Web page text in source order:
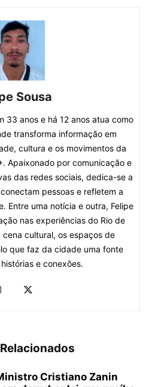
Sousa
33 anos e há 12 anos atua como
transforma informação em
cultura e os movimentos da
Apaixonado por comunicação e
das redes sociais, dedica-se a
pessoas e refletem a
Entre uma notícia e outra, Felipe
nas experiências do Rio de
cultural, os espaços de
que faz da cidade uma fonte
e conexões.
Cristiano Zanin